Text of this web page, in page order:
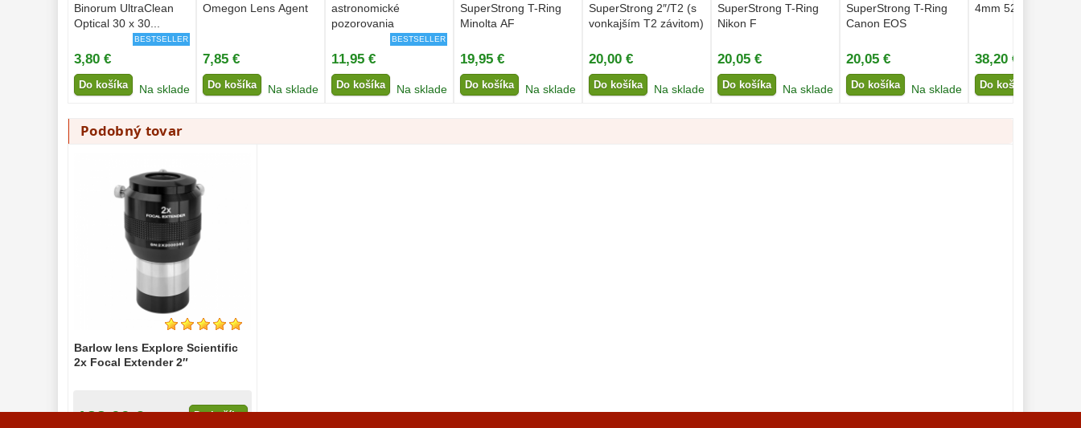
Binorum UltraClean
Optical 30 x 30...
BESTSELLER
3,80 €
Do košíka Na sklade
Omegon Lens Agent
7,85 €
Do košíka Na sklade
astronomické
pozorovania
BESTSELLER
11,95 €
Do košíka Na sklade
SuperStrong T-Ring
Minolta AF
19,95 €
Do košíka Na sklade
SuperStrong 2″/T2 (s
vonkajším T2 závitom)
20,00 €
Do košíka Na sklade
SuperStrong T-Ring
Nikon F
20,05 €
Do košíka Na sklade
SuperStrong T-Ring
Canon EOS
20,05 €
Do košíka Na sklade
4mm 52° 1,25″
38,20 €
Do košíka
Podobný tovar
Barlow lens Explore Scientific
2x Focal Extender 2″
188,00 € Do košíka